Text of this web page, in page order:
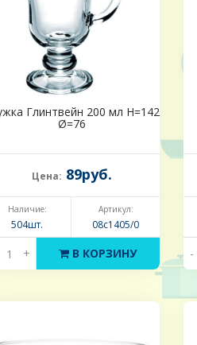
Глинтвейн 200 мл Н=142
Ø=76
Цена: 89руб.
Наличие:
504шт.
Артикул:
08с1405/0
+ В КОРЗИНУ -